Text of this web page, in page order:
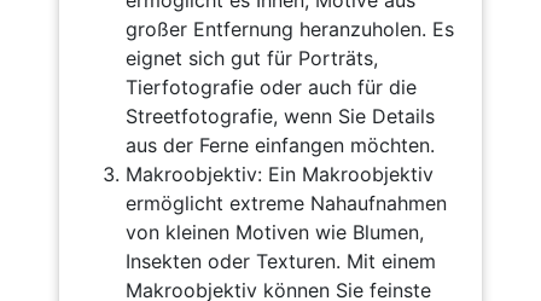
großer Entfernung heranzuholen. Es
eignet sich gut für Porträts,
Tierfotografie oder auch für die
Streetfotografie, wenn Sie Details
aus der Ferne einfangen möchten.
Makroobjektiv: Ein Makroobjektiv
ermöglicht extreme Nahaufnahmen
von kleinen Motiven wie Blumen,
Insekten oder Texturen. Mit einem
Makroobjektiv können Sie feinste